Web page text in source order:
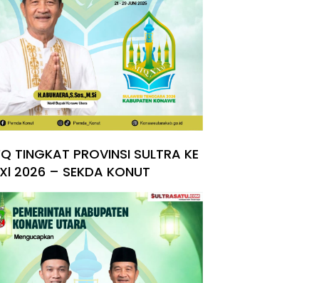
TINGKAT PROVINSI SULTRA KE
2026 – SEKDA KONUT